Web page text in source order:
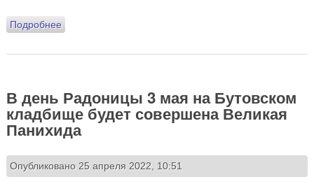
Подробнеео Музыкальная гостиная приглашает на концерт
В день Радоницы 3 мая на Бутовском
кладбище будет совершена Великая
Панихида
Опубликовано 25 апреля 2022, 10:51